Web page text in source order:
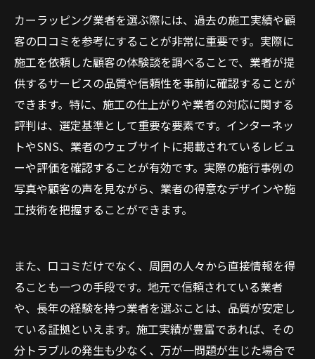
カーラッピング業者を選ぶ際には、過去の施工実績や顧
客の口コミを参考にすることが非常に重要です。実際に
施工を依頼した顧客の体験談を調べることで、業者が提
供するサービスの品質や信頼性を事前に確認することが
できます。特に、施工の仕上がりや業者の対応に関する
評判は、選定基準として重要な要素です。インターネッ
トやSNS、業者のウェブサイトに掲載されているレビュ
ーや評価を確認することが有効です。実際の施行事例の
写真や顧客の声を見ながら、業者の得意なデザインや施
工技術を把握することができます。
また、口コミだけでなく、周囲の人々から直接情報を得
ることも一つの手段です。地元で信頼されている業者
や、長年の経験を持つ業者を選ぶことは、品質が安定し
ている証拠といえます。施工実績が豊富であれば、その
分トラブルの発生も少なく、万が一問題が生じた場合で